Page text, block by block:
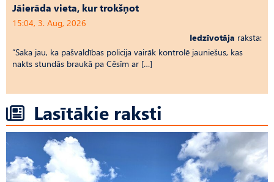
Jāierāda vieta, kur trokšņot
15:04, 3. Aug, 2026
Iedzīvotāja raksta:
“Saka jau, ka pašvaldības policija vairāk kontrolē jauniešus, kas
nakts stundās braukā pa Cēsīm ar […]
Lasītākie raksti